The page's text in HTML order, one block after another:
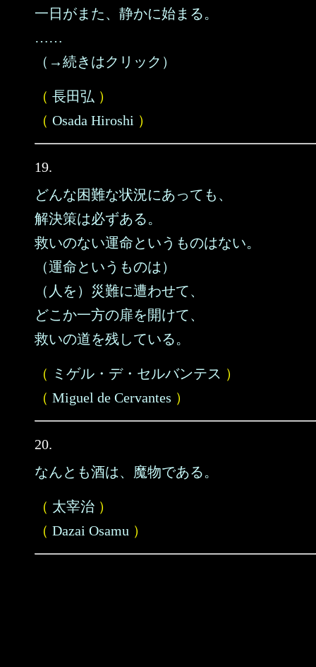
一日がまた、静かに始まる。
……
（→続きはクリック）
（ 長田弘 ）
（ Osada Hiroshi ）
19.
どんな困難な状況にあっても、
解決策は必ずある。
救いのない運命というものはない。
（運命というものは）
（人を）災難に遭わせて、
どこか一方の扉を開けて、
救いの道を残している。
（ ミゲル・デ・セルバンテス ）
（ Miguel de Cervantes ）
20.
なんとも酒は、魔物である。
（ 太宰治 ）
（ Dazai Osamu ）